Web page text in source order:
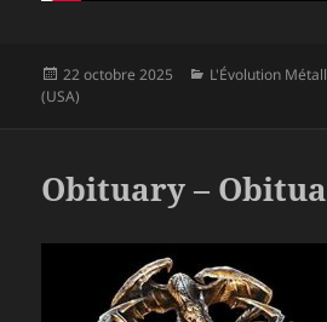
Publié
le
22 octobre 2025 Catégories
L'Évolution
(USA)
Obituary –